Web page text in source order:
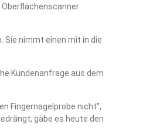
Sie nimmt einen mit in die
Kundenanfrage aus dem
Fingernagelprobe nicht”,
gäbe es heute den